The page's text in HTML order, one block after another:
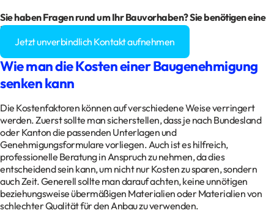
Sie haben Fragen rund um Ihr Bauvorhaben? Sie benötigen eine
Baugenehmigung?
Jetzt unverbindlich Kontakt aufnehmen
Wie man die Kosten einer Baugenehmigung
senken kann
Die Kostenfaktoren können auf verschiedene Weise verringert
werden. Zuerst sollte man sicherstellen, dass je nach Bundesland
oder Kanton die passenden Unterlagen und
Genehmigungsformulare vorliegen. Auch ist es hilfreich,
professionelle Beratung in Anspruch zu nehmen, da dies
entscheidend sein kann, um nicht nur Kosten zu sparen, sondern
auch Zeit. Generell sollte man darauf achten, keine unnötigen
beziehungsweise übermäßigen Materialien oder Materialien von
schlechter Qualität für den Anbau zu verwenden.